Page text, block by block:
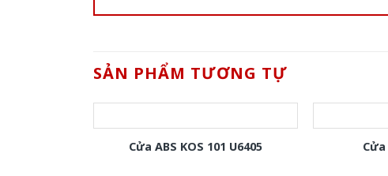
SẢN PHẨM TƯƠNG TỰ
Cửa ABS KOS 101 U6405 Cửa